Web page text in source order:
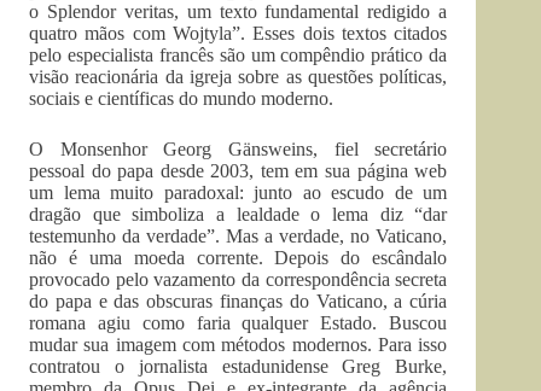
o Splendor veritas, um texto fundamental redigido a
quatro mãos com Wojtyla”. Esses dois textos citados
pelo especialista francês são um compêndio prático da
visão reacionária da igreja sobre as questões políticas,
sociais e científicas do mundo moderno.
O Monsenhor Georg Gänsweins, fiel secretário
pessoal do papa desde 2003, tem em sua página web
um lema muito paradoxal: junto ao escudo de um
dragão que simboliza a lealdade o lema diz “dar
testemunho da verdade”. Mas a verdade, no Vaticano,
não é uma moeda corrente. Depois do escândalo
provocado pelo vazamento da correspondência secreta
do papa e das obscuras finanças do Vaticano, a cúria
romana agiu como faria qualquer Estado. Buscou
mudar sua imagem com métodos modernos. Para isso
contratou o jornalista estadunidense Greg Burke,